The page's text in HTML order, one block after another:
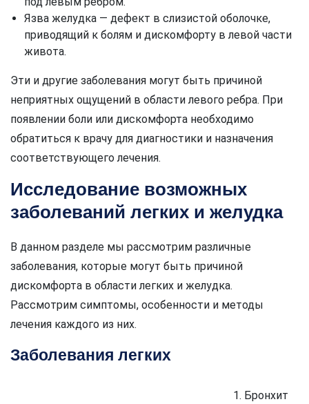
Язва желудка — дефект в слизистой оболочке,
приводящий к болям и дискомфорту в левой части
живота.
Эти и другие заболевания могут быть причиной
неприятных ощущений в области левого ребра. При
появлении боли или дискомфорта необходимо
обратиться к врачу для диагностики и назначения
соответствующего лечения.
Исследование возможных
заболеваний легких и желудка
В данном разделе мы рассмотрим различные
заболевания, которые могут быть причиной
дискомфорта в области легких и желудка.
Рассмотрим симптомы, особенности и методы
лечения каждого из них.
Заболевания легких
1. Бронхит